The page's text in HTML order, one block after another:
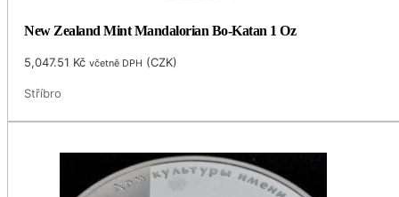
New Zealand Mint Mandalorian Bo-Katan 1 Oz
5,047.51 Kč včetně DPH (CZK)
Stříbro